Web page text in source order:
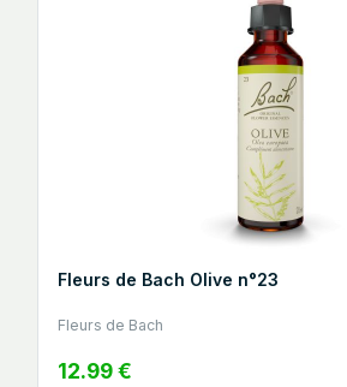
Fleurs de Bach Olive n°23
Fleurs de Bach
12.99 €